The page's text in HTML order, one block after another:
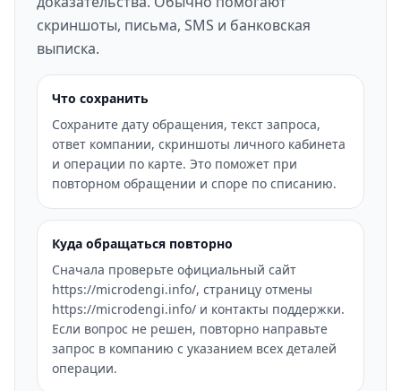
скриншоты, письма, SMS и банковская
выписка.
Что сохранить
Сохраните дату обращения, текст запроса,
ответ компании, скриншоты личного кабинета
и операции по карте. Это поможет при
повторном обращении и споре по списанию.
Куда обращаться повторно
Сначала проверьте официальный сайт
https://microdengi.info/, страницу отмены
https://microdengi.info/ и контакты поддержки.
Если вопрос не решен, повторно направьте
запрос в компанию с указанием всех деталей
операции.